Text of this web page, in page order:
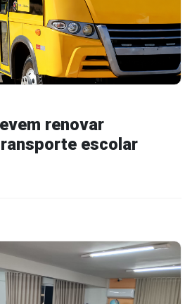
renovar
escolar